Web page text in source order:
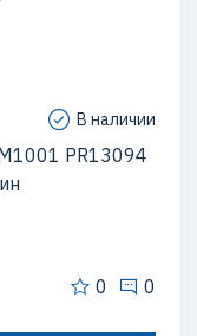
В наличии
PR13094
0 0